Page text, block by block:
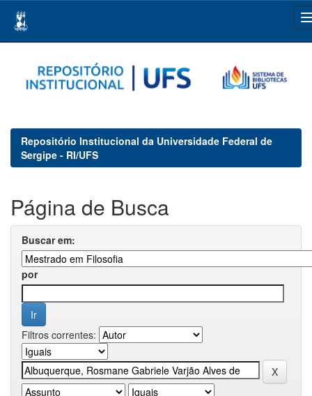
navigation
Repositório Institucional da Universidade Federal de
Sergipe - RI/UFS
Página de Busca
Buscar em:
por
Filtros correntes: